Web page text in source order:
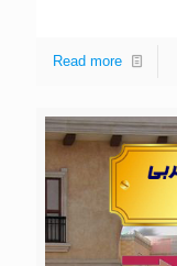
Read more